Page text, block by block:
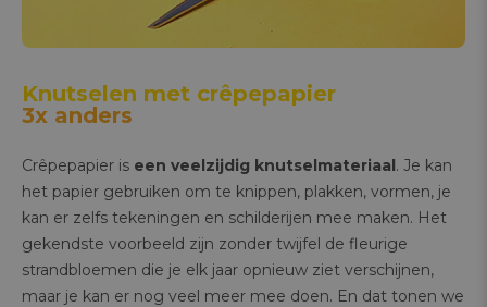
Knutselen met crêpepapier
3x anders
Crêpepapier is een veelzijdig knutselmateriaal. Je kan
het papier gebruiken om te knippen, plakken, vormen, je
kan er zelfs tekeningen en schilderijen mee maken. Het
gekendste voorbeeld zijn zonder twijfel de fleurige
strandbloemen die je elk jaar opnieuw ziet verschijnen,
maar je kan er nog veel meer mee doen. En dat tonen we